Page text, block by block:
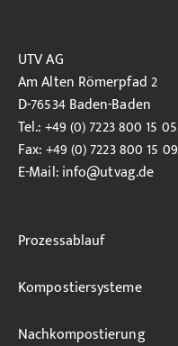
UTV AG
Am Alten Römerpfad 2
D-76534 Baden-Baden
Tel.: +49 (0) 7223 800 15 05
Fax: +49 (0) 7223 800 15 09
E-Mail:info@utvag.de
Prozessablauf
Kompostiersysteme
Nachkompostierung